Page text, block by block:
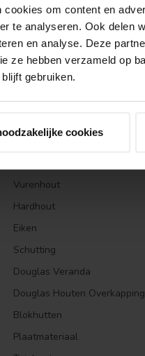
cookies om content en
te analyseren. Ook delen
en analyse. Deze
ze hebben verzameld op
gebruiken.
cookies
Bezoek onze winkel
Hout Aanbiedingen
Vurenhout
Hardhout
Eiken
Schutting
Douglas Veranda
Douglas Houten Overkapping
Blokhutten
Plaatmateriaal